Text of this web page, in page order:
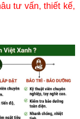
tư vấn, thiết kế,